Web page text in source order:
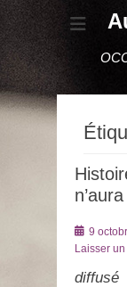
Posté
le
9
Laisser